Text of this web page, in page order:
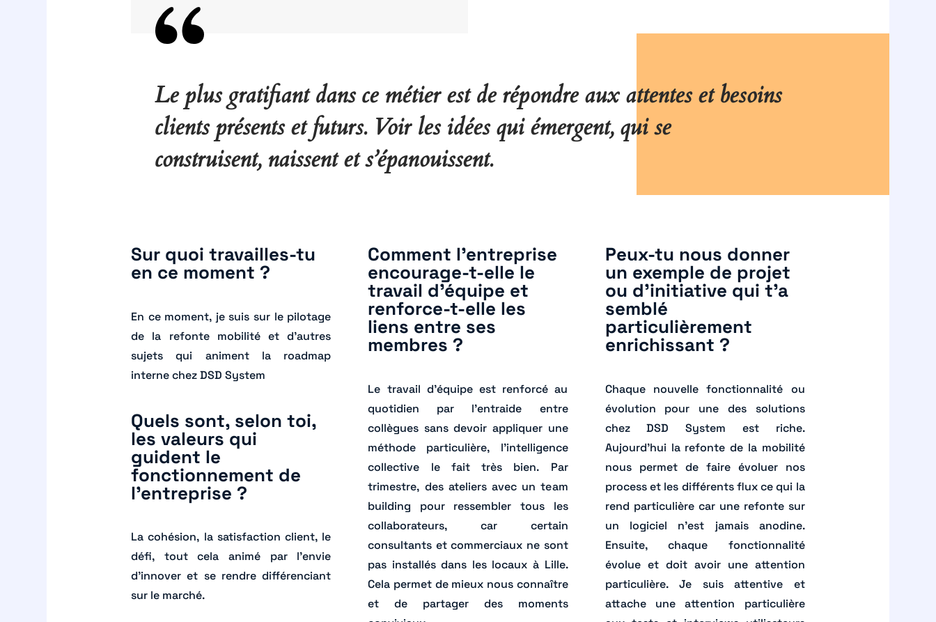
Le plus gratifiant dans ce métier est de répondre aux attentes et besoins
clients présents et futurs.Voir les idées qui émergent, qui se
construisent, naissent et s’épanouissent.
Sur quoi travailles-tu
en ce moment ?
En ce moment, je suis sur le pilotage
de la refonte mobilité et d’autres
sujets qui animent la roadmap
interne chez DSD System
Quels sont, selon toi,
les valeurs qui
guident le
fonctionnement de
l’entreprise ?
La cohésion, la satisfaction client, le
défi, tout cela animé par l’envie
d’innover et se rendre différenciant
sur le marché.
Comment l’entreprise
encourage-t-elle le
travail d’équipe et
renforce-t-elle les
liens entre ses
membres ?
Le travail d’équipe est renforcé au
quotidien par l’entraide entre
collègues sans devoir appliquer une
méthode particulière, l’intelligence
collective le fait très bien. Par
trimestre, des ateliers avec un team
building pour ressembler tous les
collaborateurs, car certain
consultants et commerciaux ne sont
pas installés dans les locaux à Lille.
Cela permet de mieux nous connaître
et de partager des moments
Peux-tu nous donner
un exemple de projet
ou d’initiative qui t’a
semblé
particulièrement
enrichissant ?
Chaque nouvelle fonctionnalité ou
évolution pour une des solutions
chez DSD System est riche.
Aujourd’hui la refonte de la mobilité
nous permet de faire évoluer nos
process et les différents flux ce qui la
rend particulière car une refonte sur
un logiciel n’est jamais anodine.
Ensuite, chaque fonctionnalité
évolue et doit avoir une attention
particulière. Je suis attentive et
attache une attention particulière